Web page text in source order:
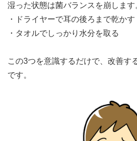
湿った状態は菌バランスを崩します
・ドライヤーで耳の後ろまで乾かす
・タオルでしっかり水分を取る
この3つを意識するだけで、改善す
です。